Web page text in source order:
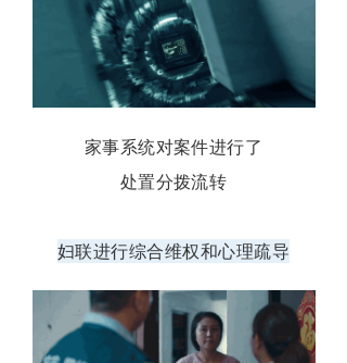
家事系统对案件进行了
处置分拨流转
妇联进行综合维权和心理疏导